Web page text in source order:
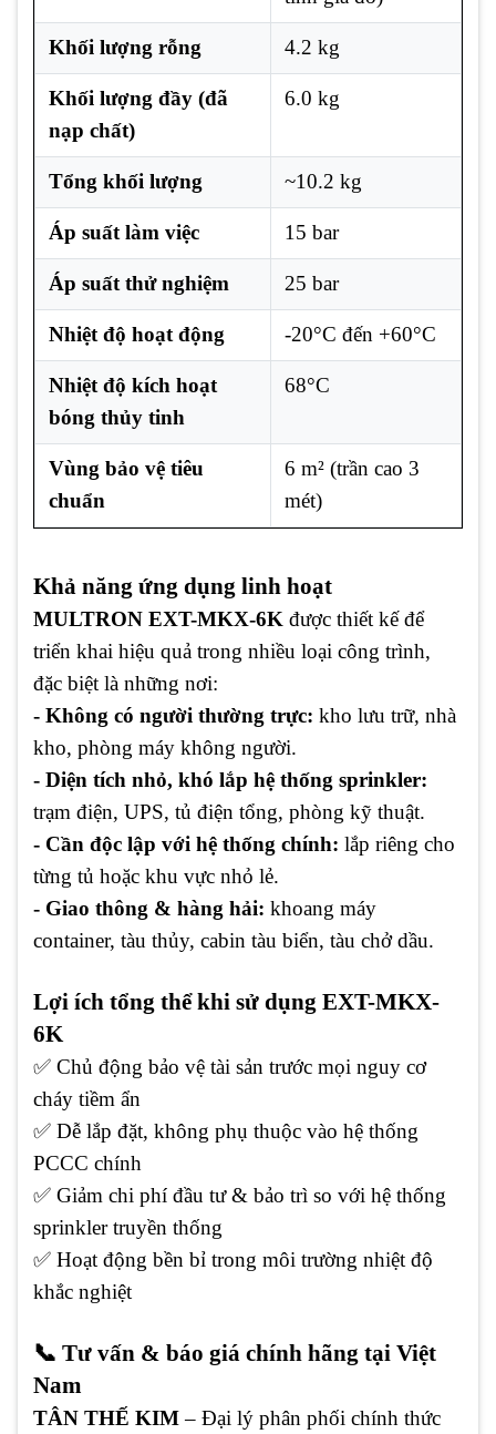
Khối lượng rỗng 4.2 kg
Khối lượng đầy (đã
nạp chất)
6.0 kg
Tổng khối lượng ~10.2 kg
Áp suất làm việc 15 bar
Áp suất thử nghiệm 25 bar
Nhiệt độ hoạt động -20°C đến +60°C
Nhiệt độ kích hoạt
bóng thủy tinh
68°C
Vùng bảo vệ tiêu
chuẩn
6 m² (trần cao 3
mét)
Khả năng ứng dụng linh hoạt
MULTRON EXT-MKX-6K được thiết kế để
triển khai hiệu quả trong nhiều loại công trình,
đặc biệt là những nơi:
- Không có người thường trực: kho lưu trữ, nhà
kho, phòng máy không người.
- Diện tích nhỏ, khó lắp hệ thống sprinkler:
trạm điện, UPS, tủ điện tổng, phòng kỹ thuật.
- Cần độc lập với hệ thống chính: lắp riêng cho
từng tủ hoặc khu vực nhỏ lẻ.
- Giao thông & hàng hải: khoang máy
container, tàu thủy, cabin tàu biển, tàu chở dầu.
Lợi ích tổng thể khi sử dụng EXT-MKX-
6K
✅ Chủ động bảo vệ tài sản trước mọi nguy cơ
cháy tiềm ẩn
✅ Dễ lắp đặt, không phụ thuộc vào hệ thống
PCCC chính
✅ Giảm chi phí đầu tư & bảo trì so với hệ thống
sprinkler truyền thống
✅ Hoạt động bền bỉ trong môi trường nhiệt độ
khắc nghiệt
📞 Tư vấn & báo giá chính hãng tại Việt
Nam
TÂN THẾ KIM– Đại lý phân phối chính thức